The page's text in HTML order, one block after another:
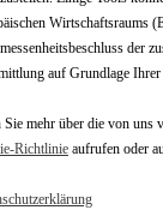
(z.B. aufgrund
Ihnen
die für Sie
Angabe /
Postleitzahl;
Ihr Endgerät
Wirtschaftsraums
der
auf Grundlage
Sie mehr über die von uns
aufrufen oder